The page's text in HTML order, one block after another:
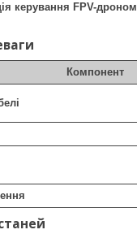
керування FPV-дроном
Компонент